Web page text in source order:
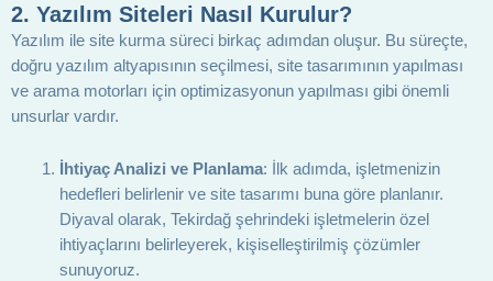
2. Yazılım Siteleri Nasıl Kurulur?
Yazılım ile site kurma süreci birkaç adımdan oluşur. Bu süreçte,
doğru yazılım altyapısının seçilmesi, site tasarımının yapılması
ve arama motorları için optimizasyonun yapılması gibi önemli
unsurlar vardır.
İhtiyaç Analizi ve Planlama: İlk adımda, işletmenizin
hedefleri belirlenir ve site tasarımı buna göre planlanır.
Diyaval olarak, Tekirdağ şehrindeki işletmelerin özel
ihtiyaçlarını belirleyerek, kişiselleştirilmiş çözümler
sunuyoruz.